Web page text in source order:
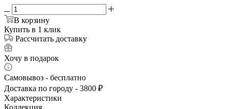
В корзину
Купить в 1 клик
Рассчитать доставку
Хочу в подарок
Самовывоз - бесплатно
Доставка по городу - 3800 ₽
Характеристики
Коллекция